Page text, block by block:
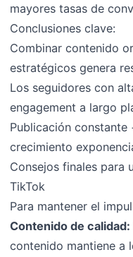
mayores tasas de
Conclusiones clave:
Combinar contenido
estratégicos genera
Los seguidores con
engagement a largo
Publicación
crecimiento
Consejos finales para
TikTok
Para mantener el
Contenido de calidad:
contenido mantiene a